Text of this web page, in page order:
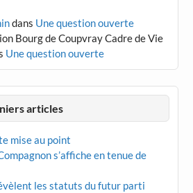
dans Une question ouverte
Bourg de Coupvray Cadre de Vie
Une question ouverte
articles
mise au point
s’affiche en tenue de
les statuts du futur parti